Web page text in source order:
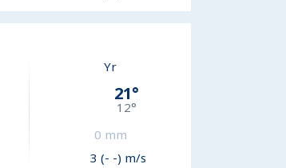
Yr
21°
12°
0 mm
3 (- -) m/s